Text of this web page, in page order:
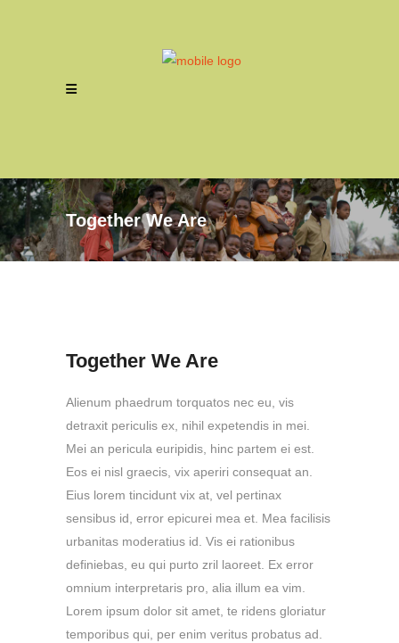
Together We Are
Together We Are
Alienum phaedrum torquatos nec eu, vis
detraxit periculis ex, nihil expetendis in mei.
Mei an pericula euripidis, hinc partem ei est.
Eos ei nisl graecis, vix aperiri consequat an.
Eius lorem tincidunt vix at, vel pertinax
sensibus id, error epicurei mea et. Mea facilisis
urbanitas moderatius id. Vis ei rationibus
definiebas, eu qui purto zril laoreet. Ex error
omnium interpretaris pro, alia illum ea vim.
Lorem ipsum dolor sit amet, te ridens gloriatur
temporibus qui, per enim veritus probatus ad.